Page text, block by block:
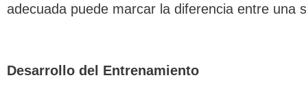
adecuada puede marcar la diferencia entre una
Desarrollo del Entrenamiento